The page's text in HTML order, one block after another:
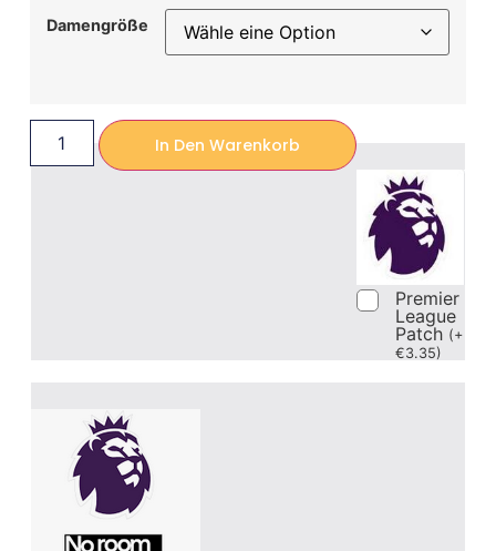
Damengröße
In Den Warenkorb
Premier
League
Patch (+
€3.35)